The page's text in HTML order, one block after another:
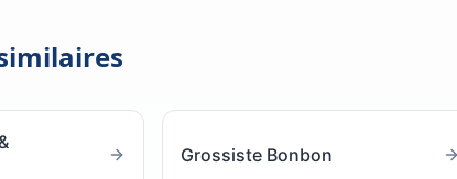
Grossiste Bonbon